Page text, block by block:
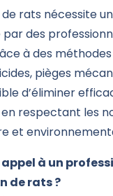
de rats nécessite
des
à des
pièges
d’éliminer
respectant les
et
à un
de rats ?